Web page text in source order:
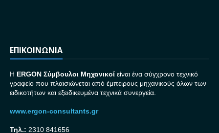
ΕΠΙΚΟΙΝΩΝΙΑ
H ERGON Σύμβουλοι Μηχανικοί είναι ένα σύγχρονο τεχνικό
γραφείο που πλαισιώνεται από έμπειρους μηχανικούς όλων των
ειδικοτήτων και εξειδικευμένα τεχνικά συνεργεία.
www.ergon-consultants.gr
Τηλ.: 2310 841656